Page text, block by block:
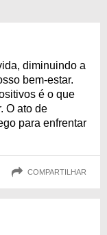
diminuindo a
bem-estar.
é o que
O ato de
para enfrentar
COMPARTILHAR